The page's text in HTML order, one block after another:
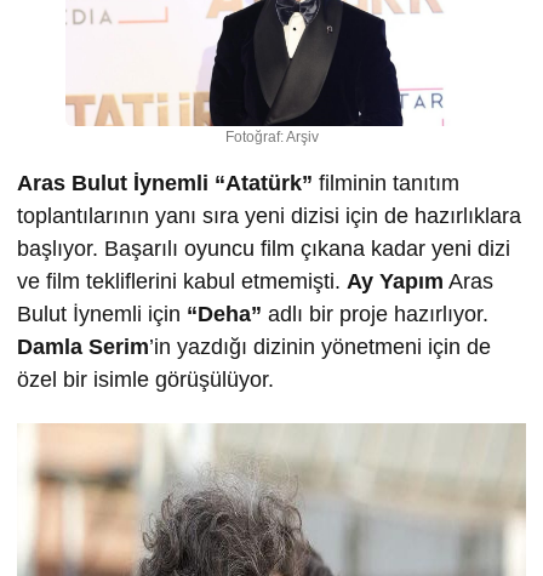
Fotoğraf: Arşiv
Aras Bulut İynemli “Atatürk” filminin tanıtım
toplantılarının yanı sıra yeni dizisi için de hazırlıklara
başlıyor. Başarılı oyuncu film çıkana kadar yeni dizi
ve film tekliflerini kabul etmemişti. Ay Yapım Aras
Bulut İynemli için “Deha” adlı bir proje hazırlıyor.
Damla Serim’in yazdığı dizinin yönetmeni için de
özel bir isimle görüşülüyor.